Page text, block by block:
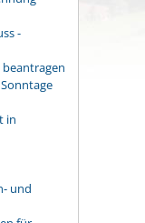
-
in
und